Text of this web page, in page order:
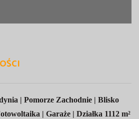
| Pomorze Zachodnie | Blisko
| Garaże | Działka 1112 m²